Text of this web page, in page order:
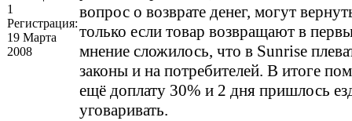
1
Регистрация:
19 Марта
2008
вопрос о возврате денег, могут
только если товар возвращают в
мнение сложилось, что в Sunrise
законы и на потребителей. В итоге
ещё доплату 30% и 2 дня пришлось
уговаривать.